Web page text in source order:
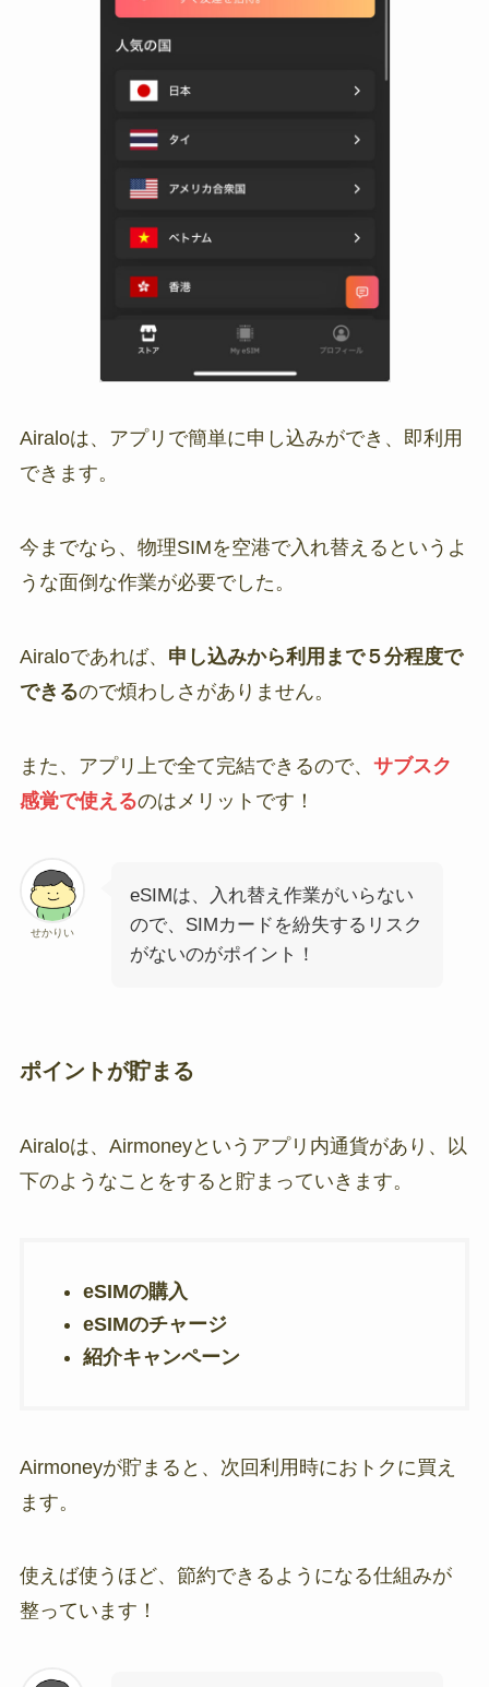
Airaloは、アプリで簡単に申し込みができ、即利用
できます。
今までなら、物理SIMを空港で入れ替えるというよ
うな面倒な作業が必要でした。
Airaloであれば、 申し込みから利用まで５分程度で
できるので煩わしさがありません。
また、アプリ上で全て完結できるので、 サブスク
感覚で使えるのはメリットです！
せかりい
eSIMは、入れ替え作業がいらない
ので、SIMカードを紛失するリスク
がないのがポイント！
ポイントが貯まる
Airaloは、Airmoneyというアプリ内通貨があり、以
下のようなことをすると貯まっていきます。
eSIMの購入
eSIMのチャージ
紹介キャンペーン
Airmoneyが貯まると、次回利用時におトクに買え
ます。
使えば使うほど、節約できるようになる仕組みが
整っています！